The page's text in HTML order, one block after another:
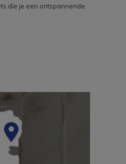
die je een ontspannende
op de juiste plek
de juiste keuze te maken
Breng dan een bezoekje